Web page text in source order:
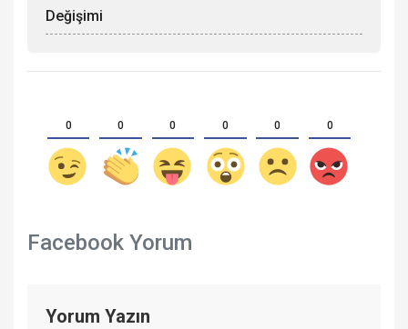
Değişimi
0 0 0 0 0 0
Facebook Yorum
Yorum Yazın